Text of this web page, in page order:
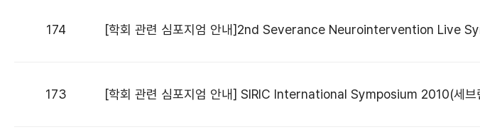
174 [학회 관련 심포지엄 안내]2nd Severance Neurointervention Live
173 [학회 관련 심포지엄 안내] SIRIC International Symposium 2010(세브